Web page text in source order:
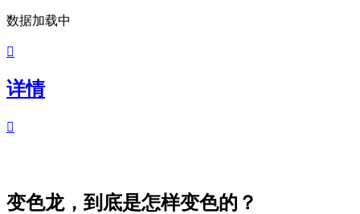
数据加载中

详情

变色龙，到底是怎样变色的？